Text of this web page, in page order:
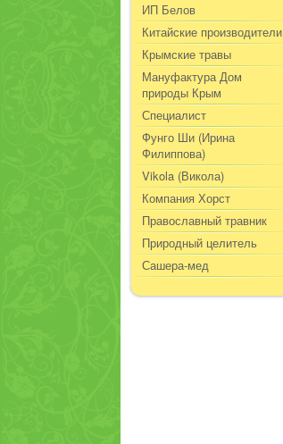
ИП Белов
Китайские производители
Крымские травы
Мануфактура Дом
природы Крым
Специалист
Фунго Ши (Ирина
Филиппова)
Vikola (Викола)
Компания Хорст
Православный травник
Природный целитель
Сашера-мед